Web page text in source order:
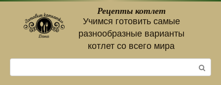
контенту
Рецепты котлет
Учимся готовить самые
разнообразные варианты
котлет со всего мира